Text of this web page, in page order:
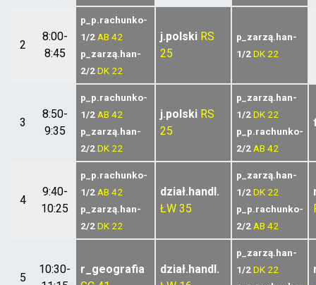
2
8:00-
8:45
p_p.rachunko-
1/2 AB 42
p_zarzą.han-
2/2DK 22
j.polski RS
25
p_zarzą.han-
1/2DK 22
3
8:50-
9:35
p_p.rachunko-
1/2 AB 42
p_zarzą.han-
2/2DK 22
j.polski RS
25
p_zarzą.han-
1/2DK 22
p_p.rachunko-
2/2 AB 42
4
9:40-
10:25
p_p.rachunko-
1/2 AB 42
p_zarzą.han-
2/2DK 22
dział.handl.
ŁW 35
p_zarzą.han-
1/2DK 22
p_p.rachunko-
2/2 AB 42
5
10:30-
r_geografia
dział.handl.
p_zarzą.han-
1/2DK 22